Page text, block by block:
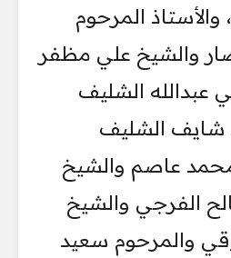
والأستاذ المرحوم
والشيخ علي مظفر
عبدالله الشليف
شايف الشليف
عاصم والشيخ
الفرجي والشيخ
والمرحوم سعيد